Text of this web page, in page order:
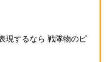
現するなら 戦隊物のピ